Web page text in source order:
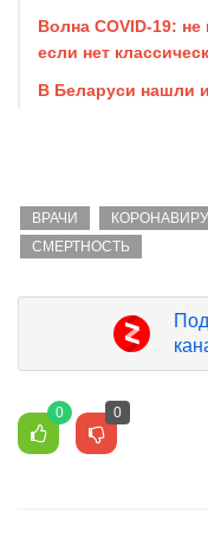
Волна COVID-19:
если нет
В Беларуси нашли
ВРАЧИ
СМЕРТНОСТЬ
0 0